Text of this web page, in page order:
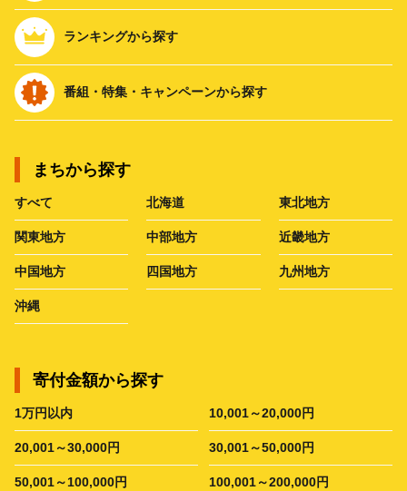
ランキングから探す
番組・特集・キャンペーンから探す
まちから探す
すべて 北海道 東北地方
関東地方 中部地方 近畿地方
中国地方 四国地方 九州地方
沖縄
寄付金額から探す
1万円以内 10,001～20,000円
20,001～30,000円 30,001～50,000円
50,001～100,000円 100,001～200,000円